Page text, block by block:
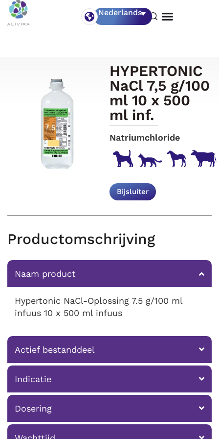
Nederlands
HYPERTONIC
NaCl 7,5 g/100
ml 10 x 500
ml inf.
Natriumchloride
Bijsluiter
Productomschrijving
Naam product
Hypertonic NaCl-Oplossing 7.5 g/100 ml
infuus 10 x 500 ml infuus
Actief bestanddeel
Indicatie
Dosering